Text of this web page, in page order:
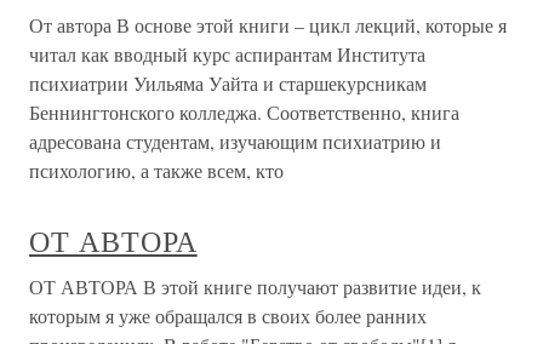
От автора В основе этой книги – цикл лекций, которые я
читал как вводный курс аспирантам Института
психиатрии Уильяма Уайта и старшекурсникам
Беннингтонского колледжа. Соответственно, книга
адресована студентам, изучающим психиатрию и
психологию, а также всем, кто
ОТ АВТОРА
ОТ АВТОРА В этой книге получают развитие идеи, к
которым я уже обращался в своих более ранних